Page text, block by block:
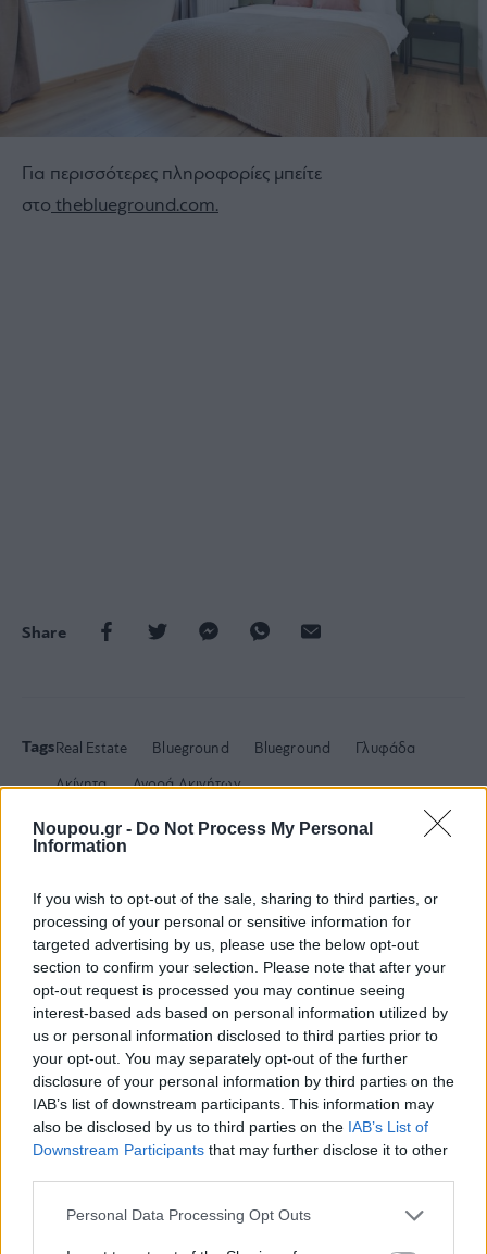
Noupou.gr - Do Not Process My Personal
Information
If you wish to opt-out of the sale, sharing to third parties, or
processing of your personal or sensitive information for
targeted advertising by us, please use the below opt-out
section to confirm your selection. Please note that after your
opt-out request is processed you may continue seeing
interest-based ads based on personal information utilized by
us or personal information disclosed to third parties prior to
your opt-out. You may separately opt-out of the further
disclosure of your personal information by third parties on the
IAB’s list of downstream participants. This information may
also be disclosed by us to third parties on the IAB’s List of
Downstream Participants that may further disclose it to other
Please note that this website/app uses one or more Google
Personal Data Processing Opt Outs
Για περισσότερες πληροφορίες μπείτε
στο theblueground.com.
Share
Tags Real Estate Blueground Blueground Γλυφάδα
Ακίνητα Αγορά Ακινήτων
Διαμέρισμα 125 τ.μ. στη
Λεωφόρο Ποσειδώνος στο
Παλαιό Φάληρο
Διαμέρισμα 80 τ.μ. στην
οδό Φιλικής Εταιρίας στη
Γλυφάδα
Latest News